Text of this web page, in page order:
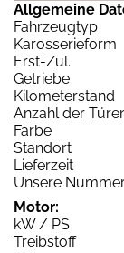
Allgemeine
Fahrzeugtyp
Karosserieform
Erst-Zul.
Getriebe
Kilometerstand
Anzahl der
Farbe
Standort
Lieferzeit
Unsere
Motor:
kW / PS
Treibstoff